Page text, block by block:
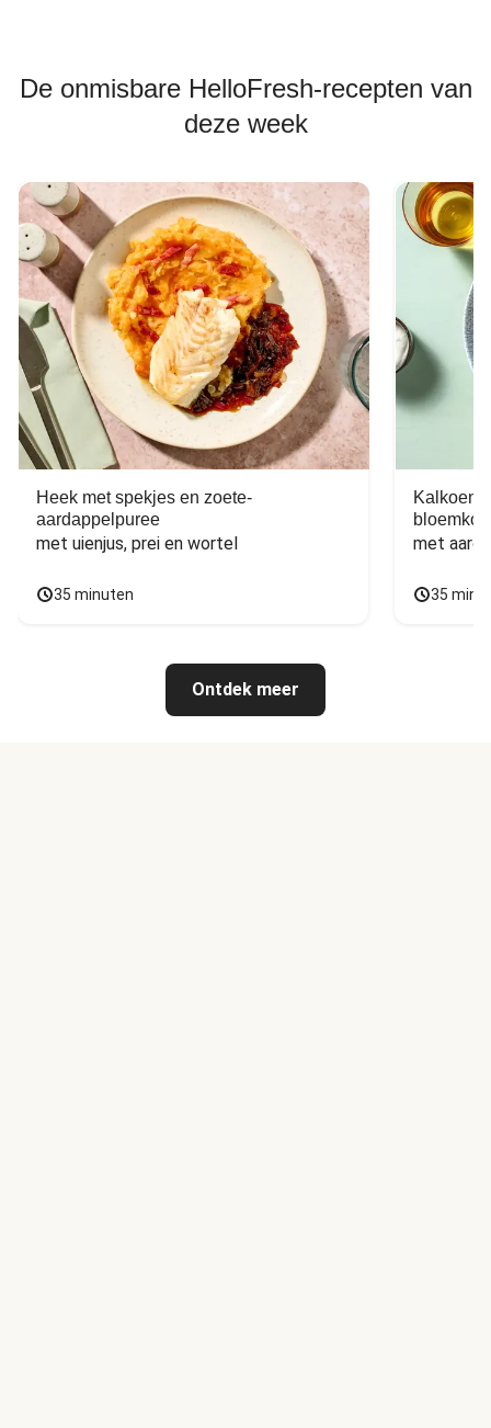
De onmisbare HelloFresh-recepten van
deze week
Heek met spekjes en zoete-
aardappelpuree
met uienjus, prei en wortel
35 minuten
Kalkoen
met
35
Ontdek meer